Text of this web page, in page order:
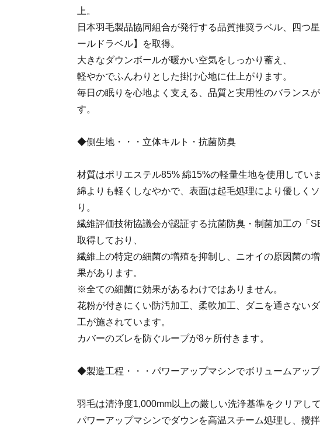
上。
日本羽毛製品協同組合が発行する品質推奨ラベル、四つ
ールドラベル】を取得。
大きなダウンボールが暖かい空気をしっかり蓄え、
軽やかでふんわりとした掛け心地に仕上がります。
毎日の眠りを心地よく支える、品質と実用性のバランス
す。
◆側生地・・・立体キルト・抗菌防臭
材質はポリエステル85% 綿15%の軽量生地を使用していま
綿よりも軽くしなやかで、表面は起毛処理により優しく
り。
繊維評価技術協議会が認証する抗菌防臭・制菌加工の「
取得しており、
繊維上の特定の細菌の増殖を抑制し、ニオイの原因菌の
果があります。
※全ての細菌に効果があるわけではありません。
花粉が付きにくい防汚加工、柔軟加工、ダニを通さない
工が施されています。
カバーのズレを防ぐループが8ヶ所付きます。
◆製造工程・・・パワーアップマシンでボリュームアップ
羽毛は清浄度1,000mm以上の厳しい洗浄基準をクリアして
パワーアップマシンでダウンを高温スチーム処理し、攪